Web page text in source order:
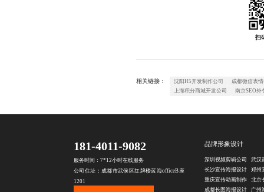
扫
相关链接： 沈阳H5开发制作公司
成都微信表
上海积分商城开发公司
南京SEO外
181-4011-9082
服务时间：7*12小时在线服务
公司住址：成都市武侯区红牌楼蓝海officeB座
1201
品牌形象设计
深圳视频剪辑公司
武汉
长沙宣传海报设计
郑州
重庆宣传动画制作
北京
成都长图海报设计
广州